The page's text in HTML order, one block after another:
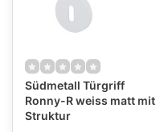
Südmetall Türgriff
Ronny-R weiss matt mit
Struktur